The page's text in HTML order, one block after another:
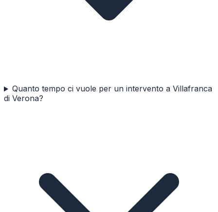
Quanto tempo ci vuole per un intervento a Villafranca
di Verona?